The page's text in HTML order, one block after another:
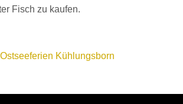
Fisch zu kaufen.
Ostseeferien Kühlungsborn